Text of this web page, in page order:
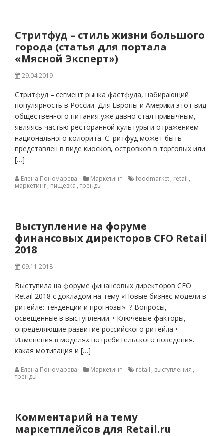
Стритфуд – стиль жизни большого
города (статья для портала
«Мясной Эксперт»)
29.04.2019
Стритфуд – сегмент рынка фастфуда, набирающий
популярность в России. Для Европы и Америки этот вид
общественного питания уже давно стал привычным,
являясь частью ресторанной культуры и отражением
национального колорита. Стритфуд может быть
представлен в виде киосков, островков в торговых или
[…]
Елена Пономарева Маркетинг foodmarket, retail ,
маркетинг, пищевка , тренды
Выступление на форуме
финансовых директоров CFO Retail
2018
09.11.2018
Выступила на форуме финансовых директоров CFO
Retail 2018 с докладом на тему «Новые бизнес-модели в
ритейле: тенденции и прогнозы» ? Вопросы,
освещенные в выступлении: • Ключевые факторы,
определяющие развитие российского ритейла •
Изменения в моделях потребительского поведения:
какая мотивация и […]
Елена Пономарева Маркетинг retail , выступления ,
тренды
Комментарий на тему
маркетплейсов для Retail.ru